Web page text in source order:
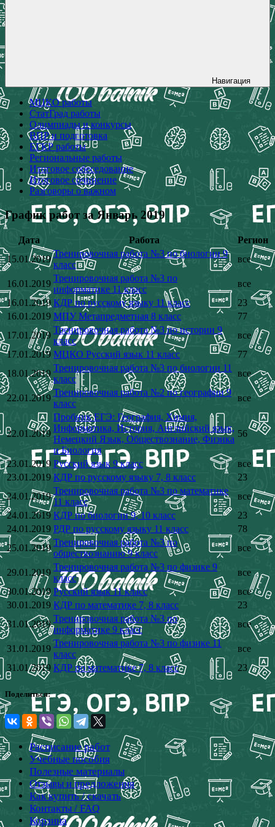
Навигация
МЦКО работы
СтатГрад работы
Олимпиады и конкурсы
ВПР и подготовка
ЕГКР работы
Региональные работы
Итоговое собеседование
Итоговое сочинение
Разговоры о важном
График работ за Январь 2019
Дата Работа
Регион
15.01.2019
Тренировочная работа №3 по биологии 9
класс
все
16.01.2019
Тренировочная работа №3 по
информатике 11 класс
все
16.01.2019 КДР по русскому языку 11 класс
23
16.01.2019 МПУ Метапредметная 8 класс
77
17.01.2019
Тренировочная работа №3 по истории 9
класс
все
17.01.2019 МЦКО Русский язык 11 класс
77
18.01.2019
Тренировочная работа №3 по биологии 11
класс
все
22.01.2019
Тренировочная работа №2 по географии 9
класс
все
22.01.2019
Пробник ЕГЭ: География, Химия,
Информатика, История, Английский язык,
Немецкий Язык, Обществознание, Физика
и Биология
56
23.01.2019 Русский язык 9 класс
все
23.01.2019 КДР по русскому языку 7, 8 класс
23
24.01.2019
Тренировочная работа №3 по математике
11 класс
все
24.01.2019 КДР по биологии 9, 10 класс
23
24.01.2019 РДР по русскому языку 11 класс
78
25.01.2019
Тренировочная работа №3 по
обществознанию 9 класс
все
29.01.2019
Тренировочная работа №3 по физике 9
класс
все
30.01.2019 Русский язык 11 класс
все
30.01.2019 КДР по математике 7, 8 класс
23
31.01.2019
Тренировочная работа №3 по
информатике 9 класс
все
31.01.2019
Тренировочная работа №3 по физике 11
класс
все
31.01.2019 КДР по математике 7, 8 класс 23
Поделиться:
Расписание работ
Учебные пособия
Полезные материалы
Отзывы и предложения
Как купить / скачать
Контакты / FAQ
Корзина